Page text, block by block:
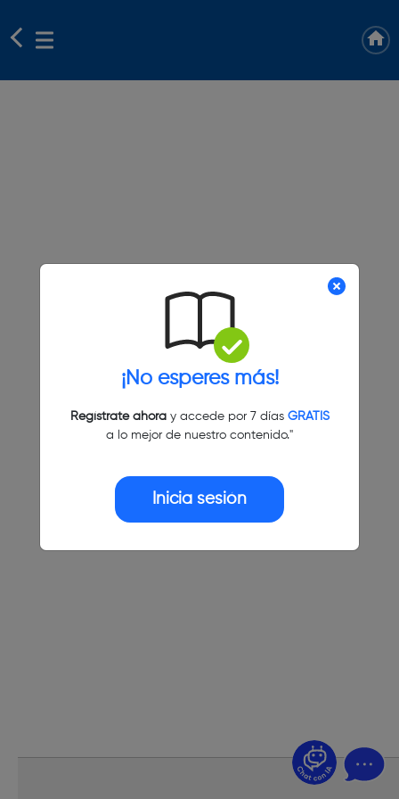
¡No esperes más!
Regístrate ahoray accede por 7 días GRATIS
a lo mejor de nuestro contenido."
Inicia sesión